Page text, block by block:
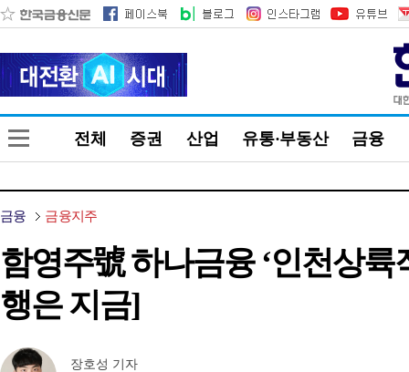
전체 증권 산업 유통·부동산 금융
금융 금융지주
함영주號 하나금융 ‘인천상
행은 지금]
장호성 기자